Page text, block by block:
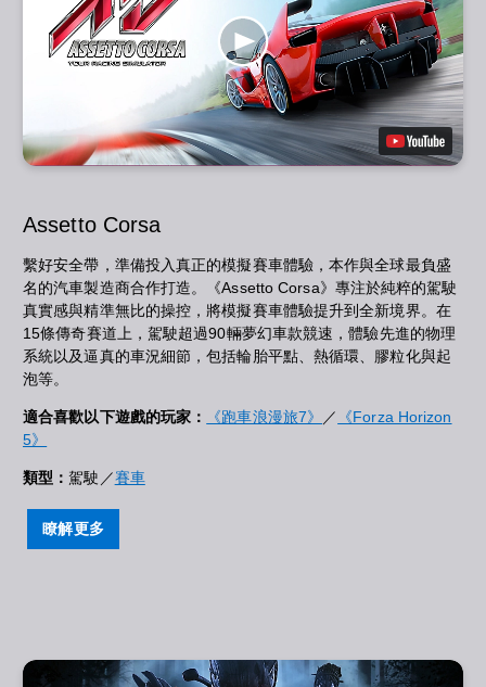
Assetto Corsa
繫好安全帶，準備投入真正的模擬賽車體驗，本作與全球最負盛
名的汽車製造商合作打造。《Assetto Corsa》專注於純粹的駕駛
真實感與精準無比的操控，將模擬賽車體驗提升到全新境界。在
15條傳奇賽道上，駕駛超過90輛夢幻車款競速，體驗先進的物理
系統以及逼真的車況細節，包括輪胎平點、熱循環、膠粒化與起
泡等。
適合喜歡以下遊戲的玩家： 《跑車浪漫旅7》 ／
《Forza Horizon
5》
類型：駕駛／賽車
瞭解更多